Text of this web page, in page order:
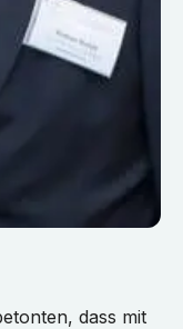
dass mit